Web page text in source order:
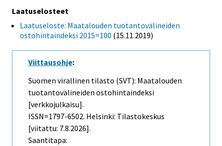
Laatuselosteet
Laatuseloste: Maatalouden tuotantovälineiden
ostohintaindeksi 2015=100 (15.11.2019)
Viittausohje:
Suomen virallinen tilasto (SVT): Maatalouden
tuotantovälineiden ostohintaindeksi
[verkkojulkaisu].
ISSN=1797-6502. Helsinki: Tilastokeskus
[viitattu: 7.8.2026].
Saantitapa: